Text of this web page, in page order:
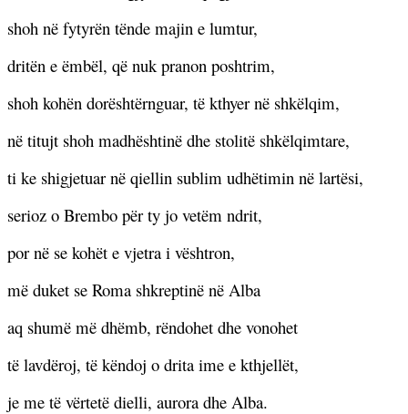
shoh në fytyrën tënde majin e lumtur,
dritën e ëmbël, që nuk pranon poshtrim,
shoh kohën dorështërnguar, të kthyer në shkëlqim,
në titujt shoh madhështinë dhe stolitë shkëlqimtare,
ti ke shigjetuar në qiellin sublim udhëtimin në lartësi,
serioz o Brembo për ty jo vetëm ndrit,
por në se kohët e vjetra i vështron,
më duket se Roma shkreptinë në Alba
aq shumë më dhëmb, rëndohet dhe vonohet
të lavdëroj, të këndoj o drita ime e kthjellët,
je me të vërtetë dielli, aurora dhe Alba.